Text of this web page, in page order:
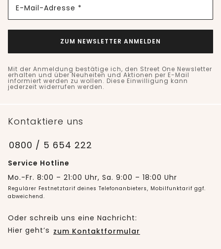
E-Mail-Adresse *
ZUM NEWSLETTER ANMELDEN
Mit der Anmeldung bestätige ich, den Street One Newsletter
erhalten und über Neuheiten und Aktionen per E-Mail
informiert werden zu wollen. Diese Einwilligung kann
jederzeit widerrufen werden.
Kontaktiere uns
0800 / 5 654 222
Service Hotline
Mo.-Fr. 8:00 – 21:00 Uhr, Sa. 9:00 – 18:00 Uhr
Regulärer Festnetztarif deines Telefonanbieters, Mobilfunktarif ggf.
abweichend.
Oder schreib uns eine Nachricht:
Hier geht’s zum Kontaktformular